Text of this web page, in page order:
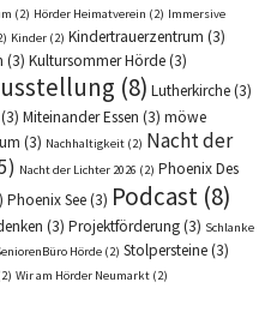
(2) Hörder Heimatverein (2) Immersive
Kinder (2) Kindertrauerzentrum (3)
(3) Kultursommer Hörde(3)
(8) Lutherkirche(3)
Miteinander Essen (3) möwe
(3) Nachhaltigkeit (2) Nacht der
Nacht der Lichter 2026 (2) Phoenix Des
Phoenix See(3) Podcast (8)
(3) Projektförderung(3) Schlanke
Hörde (2) Stolpersteine(3)
Wir am Hörder Neumarkt (2)